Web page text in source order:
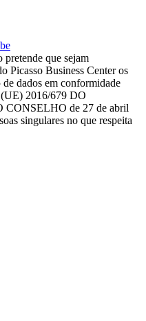
que sejam
Picasso Business Center os
dados em conformidade
2016/679 DO
de 27 de abril
singulares no que respeita